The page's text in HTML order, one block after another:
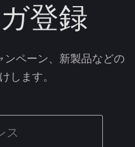
登録
ンペーン、新製品などの
します。